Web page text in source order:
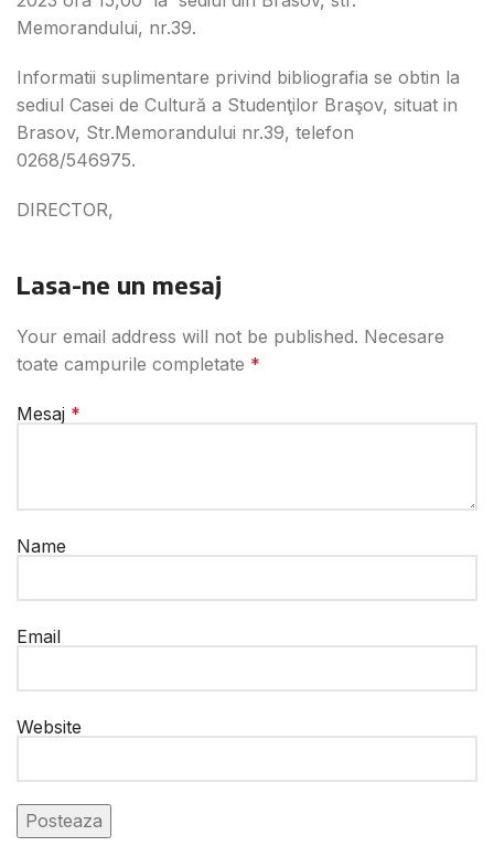
Memorandului, nr.39.
Informatii suplimentare privind bibliografia se obtin la
sediul Casei de Cultură a Studenţilor Braşov, situat in
Brasov, Str.Memorandului nr.39, telefon
0268/546975.
DIRECTOR,
Lasa-ne un mesaj
Your email address will not be published. Necesare
toate campurile completate *
Mesaj *
Name
Email
Website